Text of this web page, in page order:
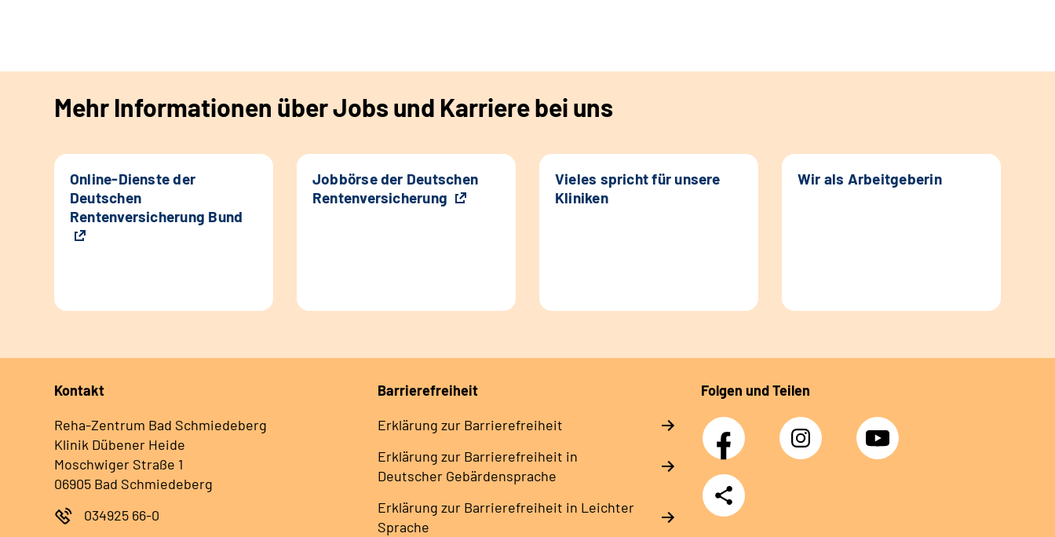
Mehr Informationen über Jobs und Karriere bei uns
Online-Dienste der
Deutschen
Rentenversicherung Bund
Jobbörse der Deutschen
Rentenversicherung
Vieles spricht für unsere
Kliniken
Wir als Arbeitgeberin
Kontakt
Reha-Zentrum Bad Schmiedeberg
Klinik Dübener Heide
Moschwiger Straße 1
06905 Bad Schmiedeberg
034925 66-0
Barrierefreiheit
Erklärung zur Barrierefreiheit
Erklärung zur Barrierefreiheit in
Deutscher Gebärdensprache
Erklärung zur Barrierefreiheit in Leichter
Sprache
Folgen und Teilen
Facebook Instagram YouTube
Teilen